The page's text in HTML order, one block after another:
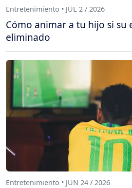
Entretenimiento • JUL 2 / 2026
Cómo animar a tu hijo si su
eliminado
Entretenimiento • JUN 24 / 2026